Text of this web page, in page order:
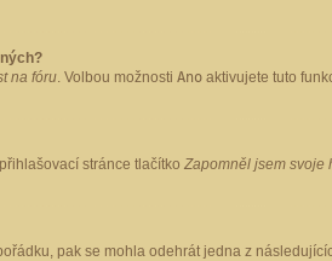
na fóru. Volbou možnosti Ano aktivujete tuto
stránce tlačítko Zapomněl jsem svoje
pak se mohla odehrát jedna z